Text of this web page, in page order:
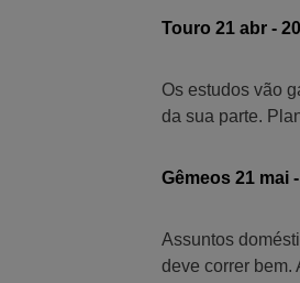
Touro 21 abr -
Os estudos vão
da sua parte.
Gêmeos 21 mai
Assuntos
deve correr bem.